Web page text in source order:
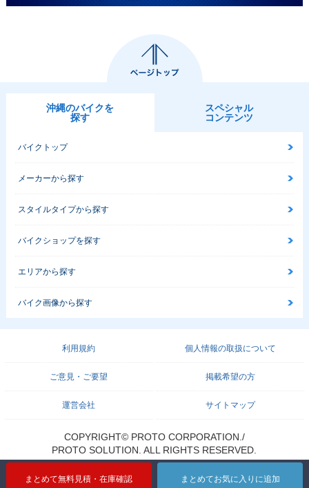
まとめて無料見積・在庫確認 まとめてお気に入りに追加
沖縄のバイクを
探す
スペシャル
コンテンツ
バイクトップ
メーカーから探す
スタイルタイプから探す
バイクショップを探す
エリアから探す
バイク画像から探す
利用規約 個人情報の取扱について
ご意見・ご要望 掲載希望の方
運営会社 サイトマップ
COPYRIGHT© PROTO CORPORATION./
PROTO SOLUTION. ALL RIGHTS RESERVED.